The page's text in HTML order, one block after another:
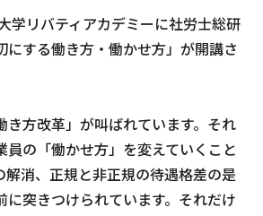
学リバティアカデミーに社労士総研
にする働き方・働かせ方」が開講さ
き方改革」が叫ばれています。それ
員の「働かせ方」を変えていくこと
解消、正規と非正規の待遇格差の是
に突きつけられています。それだけ